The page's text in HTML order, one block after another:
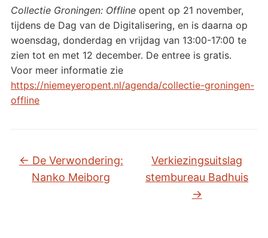
Collectie Groningen: Offlineopent op 21 november,
tijdens de Dag van de Digitalisering, en is daarna op
woensdag, donderdag en vrijdag van 13:00-17:00 te
zien tot en met 12 december. De entree is gratis.
Voor meer informatie zie
https://niemeyeropent.nl/agenda/collectie-groningen-
offline
← De Verwondering:
Nanko Meiborg
Verkiezingsuitslag
stembureau Badhuis
→